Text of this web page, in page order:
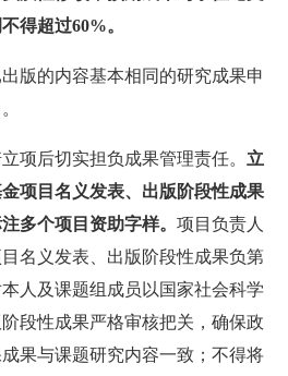
得超过60%。
出版的内容基本相同的研究成果申
项后切实担负成果管理责任。 立
项目名义发表、出版阶段性成果
多个项目资助字样。 项目负责人
名义发表、出版阶段性成果负第
人及课题组成员以国家社会科学
段性成果严格审核把关，确保政
果与课题研究内容一致；不得将